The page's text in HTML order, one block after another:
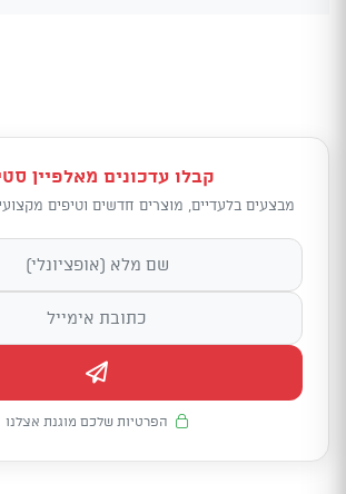
קבלו עדכונים מאלפיין
מבצעים בלעדיים, מוצרים חדשים וטיפים
הפרטיות שלכם מוגנת אצלנו